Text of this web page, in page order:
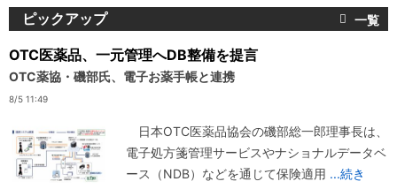
ピックアップ
OTC医薬品、一元管理へDB整備を提言
OTC薬協・磯部氏、電子お薬手帳と連携
8/5 11:49
日本OTC医薬品協会の磯部総一郎理事長は、
電子処方箋管理サービスやナショナルデータベ
ース（NDB）などを通じて保険適用 ...続き